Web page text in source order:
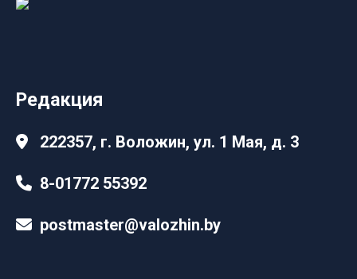
Редакция
222357, г. Воложин, ул. 1 Мая, д. 3
8-01772 55392
postmaster@valozhin.by